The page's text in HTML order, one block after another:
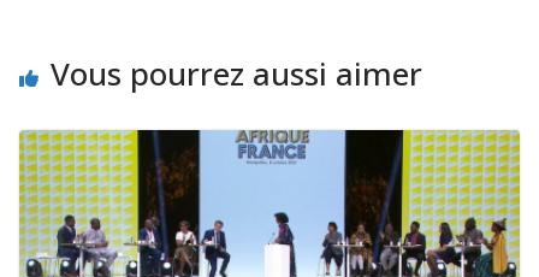
Vous pourrez aussi aimer